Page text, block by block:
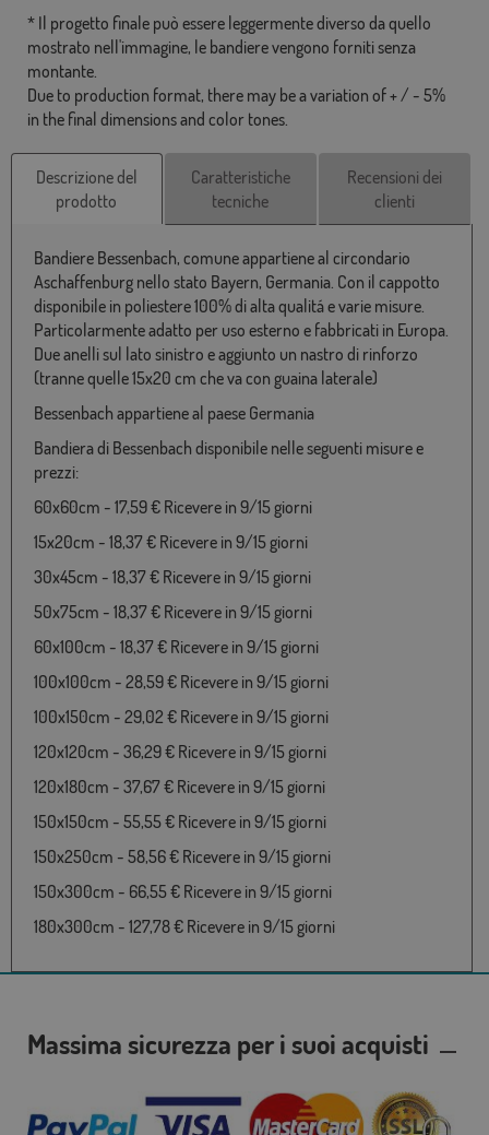
* Il progetto finale può essere leggermente diverso da quello
mostrato nell'immagine, le bandiere vengono forniti senza
montante.
Due to production format, there may be a variation of + / - 5%
in the final dimensions and color tones.
Descrizione del
prodotto
Caratteristiche
tecniche
Recensioni dei
clienti
Bandiere Bessenbach, comune appartiene al circondario
Aschaffenburg nello stato Bayern, Germania. Con il cappotto
disponibile in poliestere 100% di alta qualitá e varie misure.
Particolarmente adatto per uso esterno e fabbricati in Europa.
Due anelli sul lato sinistro e aggiunto un nastro di rinforzo
(tranne quelle 15x20 cm che va con guaina laterale)
Bessenbach appartiene al paese Germania
Bandiera di Bessenbach disponibile nelle seguenti misure e
prezzi:
60x60cm - 17,59 € Ricevere in 9/15 giorni
15x20cm - 18,37 € Ricevere in 9/15 giorni
30x45cm - 18,37 € Ricevere in 9/15 giorni
50x75cm - 18,37 € Ricevere in 9/15 giorni
60x100cm - 18,37 € Ricevere in 9/15 giorni
100x100cm - 28,59 € Ricevere in 9/15 giorni
100x150cm - 29,02 € Ricevere in 9/15 giorni
120x120cm - 36,29 € Ricevere in 9/15 giorni
120x180cm - 37,67 € Ricevere in 9/15 giorni
150x150cm - 55,55 € Ricevere in 9/15 giorni
150x250cm - 58,56 € Ricevere in 9/15 giorni
150x300cm - 66,55 € Ricevere in 9/15 giorni
180x300cm - 127,78 € Ricevere in 9/15 giorni
Massima sicurezza per i suoi acquisti